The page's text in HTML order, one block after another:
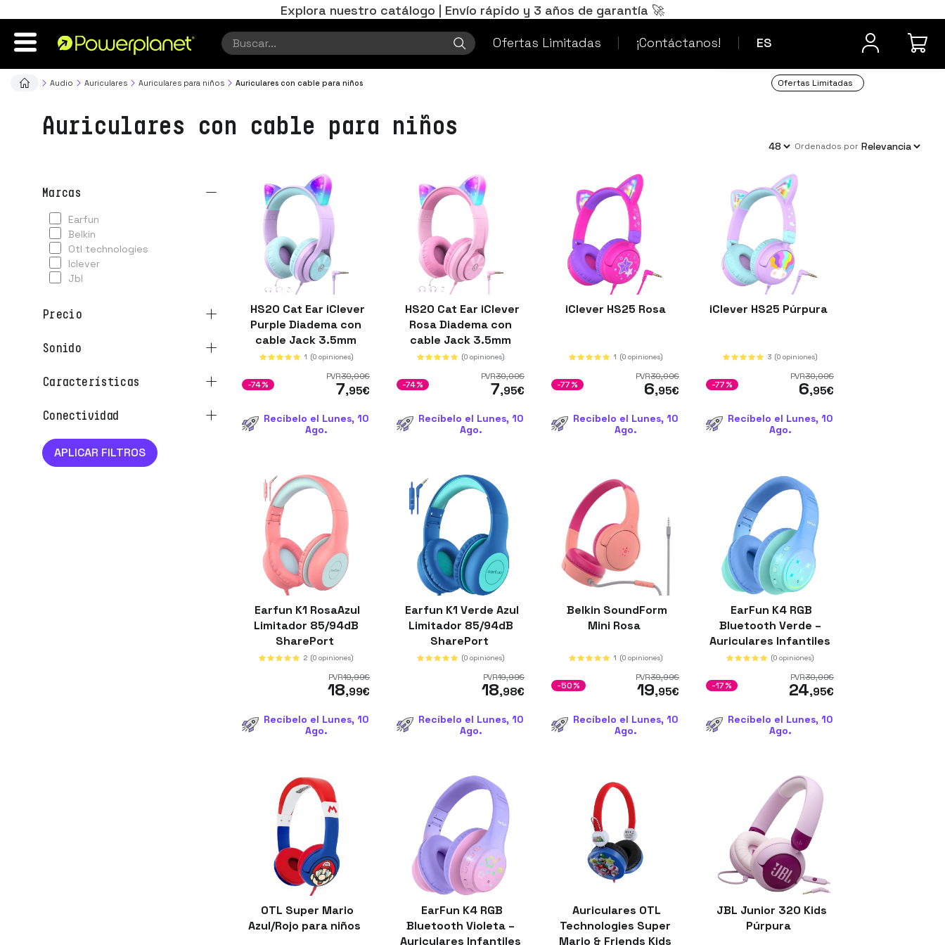
Explora nuestro catálogo | Envío rápido y 3 años de garantía 🚀
ES
Ofertas Limitadas ¡Contáctanos!
¿Dudas? Contacta
Audio Auriculares Auriculares para niños Auriculares con cable para niños Ofertas Limitadas
Auriculares con cable para niños
ordenados por
marcas
earfun
belkin
otl technologies
iclever
jbl
precio
sonido
características
conectividad
HS20 Cat Ear iClever
Purple Diadema con
cable Jack 3.5mm
40mm
1 (0 opiniones)
PVR30,00€
7,95€
-74%
Recíbelo el Lunes, 10
Ago.
HS20 Cat Ear iClever
Rosa Diadema con
cable Jack 3.5mm
40mm(0 opiniones)
PVR30,00€
7,95€
-74%
Recíbelo el Lunes, 10
Ago.
iClever HS25 Rosa
1 (0 opiniones)
PVR30,00€
6,95€
-77%
Recíbelo el Lunes, 10
Ago.
iClever HS25 Púrpura
3 (0 opiniones)
PVR30,00€
6,95€
-77%
Recíbelo el Lunes, 10
Ago.
Earfun K1 RosaAzul
Limitador 85/94dB
SharePort
2 (0 opiniones)
PVR19,99€
18,99€
Recíbelo el Lunes, 10
Ago.
Earfun K1 Verde Azul
Limitador 85/94dB
SharePort
(0 opiniones)
PVR19,99€
18,98€
Recíbelo el Lunes, 10
Ago.
Belkin SoundForm
Mini Rosa
1 (0 opiniones)
PVR39,99€
19,95€
-50%
Recíbelo el Lunes, 10
Ago.
EarFun K4 RGB
Bluetooth Verde –
Auriculares Infantiles
con 90h de Autonomía
y Limitación de
Volumen
(0 opiniones)
PVR30,00€
24,95€
-17%
Recíbelo el Lunes, 10
Ago.
OTL Super Mario
Azul/Rojo para niños
EarFun K4 RGB
Bluetooth Violeta –
Auriculares Infantiles
Auriculares OTL
Technologies Super
Mario & Friends Kids
JBL Junior 320 Kids
Púrpura